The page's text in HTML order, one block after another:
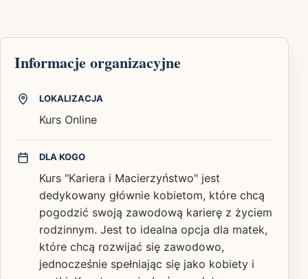
Informacje organizacyjne
LOKALIZACJA
Kurs Online
DLA KOGO
Kurs "Kariera i Macierzyństwo" jest
dedykowany głównie kobietom, które chcą
pogodzić swoją zawodową karierę z życiem
rodzinnym. Jest to idealna opcja dla matek,
które chcą rozwijać się zawodowo,
jednocześnie spełniając się jako kobiety i